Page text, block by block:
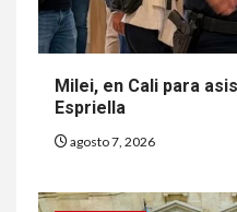
Milei, en Cali para
Espriella
agosto 7, 2026